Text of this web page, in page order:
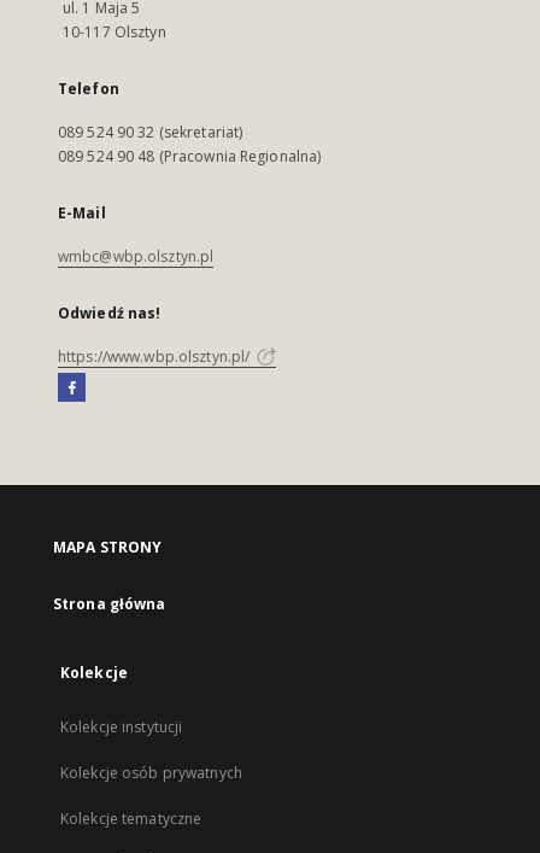
ul. 1 Maja 5
10-117 Olsztyn
Telefon
089 524 90 32 (sekretariat)
089 524 90 48 (Pracownia Regionalna)
E-Mail
wmbc@wbp.olsztyn.pl
Odwiedź nas!
https://www.wbp.olsztyn.pl/
MAPA STRONY
Strona główna
Kolekcje
Kolekcje instytucji
Kolekcje osób prywatnych
Kolekcje tematyczne